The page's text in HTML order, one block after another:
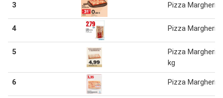
3 Pizza Margherita
4 Pizza Margherita
5
Pizza
kg
6 Pizza Margherita